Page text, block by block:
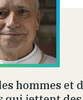
hommes et